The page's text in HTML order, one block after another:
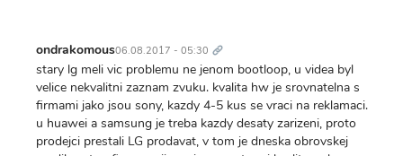
ondrakomous06.08.2017 - 05:30 odkaz
stary lg meli vic problemu ne jenom bootloop, u videa byl
velice nekvalitni zaznam zvuku. kvalita hw je srovnatelna s
firmami jako jsou sony, kazdy 4-5 kus se vraci na reklamaci.
u huawei a samsung je treba kazdy desaty zarizeni, proto
prodejci prestali LG prodavat, v tom je dneska obrovskej